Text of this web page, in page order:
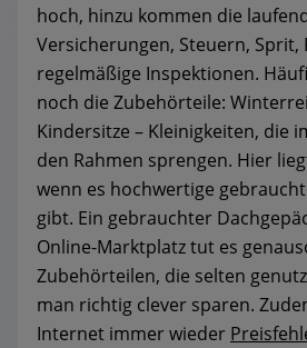
hoch, hinzu kommen die
Versicherungen, Steuern,
regelmäßige Inspektionen.
noch die Zubehörteile:
Kindersitze – Kleinigkeiten, die
den Rahmen sprengen. Hier
wenn es hochwertige
gibt. Ein gebrauchter
Online-Marktplatz tut es
Zubehörteilen, die selten
man richtig clever sparen.
Internet immer wieder